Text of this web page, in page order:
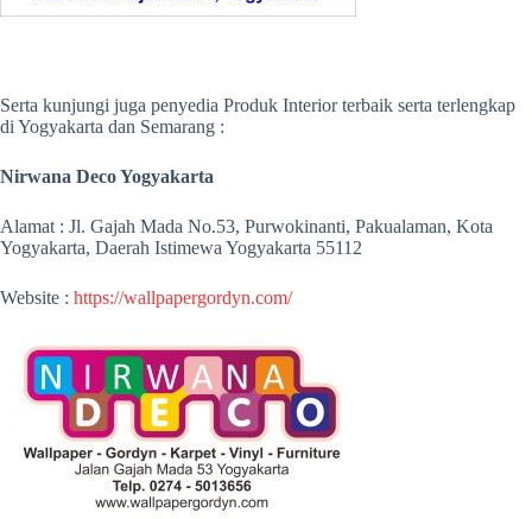
Serta kunjungi juga penyedia Produk Interior terbaik serta terlengkap
di Yogyakarta dan Semarang :
Nirwana Deco Yogyakarta
Alamat : Jl. Gajah Mada No.53, Purwokinanti, Pakualaman, Kota
Yogyakarta, Daerah Istimewa Yogyakarta 55112
Website : https://wallpapergordyn.com/